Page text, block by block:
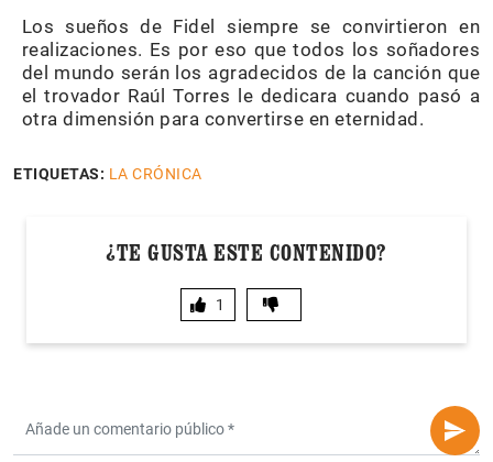
Los sueños de Fidel siempre se convirtieron en
realizaciones. Es por eso que todos los soñadores
del mundo serán los agradecidos de la canción que
el trovador Raúl Torres le dedicara cuando pasó a
otra dimensión para convertirse en eternidad.
ETIQUETAS: LA CRÓNICA
¿TE GUSTA ESTE CONTENIDO?
1